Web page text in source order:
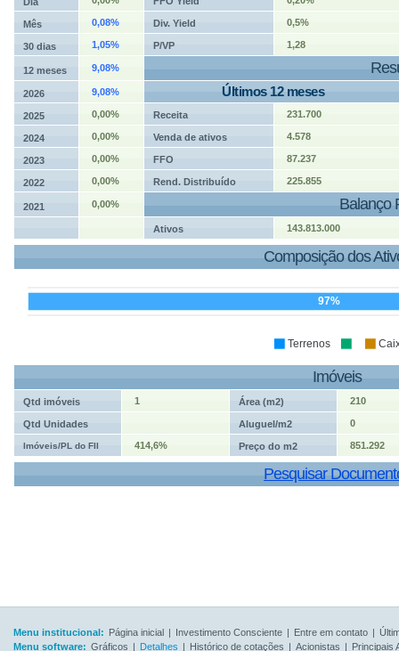
Mês 0,08% Div. Yield 0,5%
30 dias 1,05% P/VP 1,28
12 meses 9,08%
2026 9,08% Últimos 12 meses
2025 0,00% Receita 231.700
2024 0,00% Venda de ativos 4.578
2023 0,00% FFO 87.237
2022 0,00% Rend. Distribuído 225.855
2021 0,00% Balanço
Ativos 143.813.000
Composição dos
97%
Terrenos
Imóveis
Qtd imóveis 1 Área (m2) 210
Qtd Unidades Aluguel/m2 0
Imóveis/PL do FII 414,6% Preço do m2 851.292
Pesquisar
Menu institucional: Página inicial | Investimento Consciente | Entre em contato |
Menu software: Gráficos | Detalhes | Histórico de cotações | Acionistas | Principais